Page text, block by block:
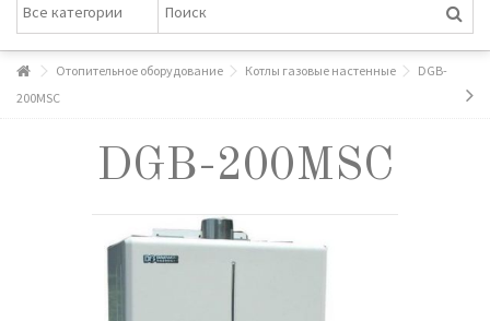
Отопительное оборудование Котлы газовые настенные
DGB-
200MSC
DGB-200MSC